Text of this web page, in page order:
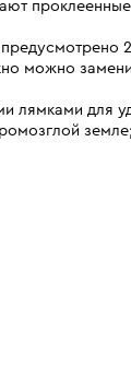
можно
лямками для